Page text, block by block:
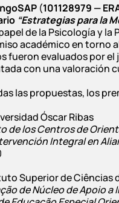
(101128979 —
“Estrategias para la
de la Psicología y
académico en torno
fueron evaluados por
con una valoración
las propuestas, los
Óscar Ribas
de los Centros de
Integral en
Superior de Ciências
de Núcleo de Apoio